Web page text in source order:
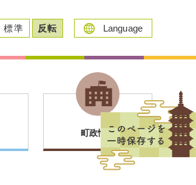
標準 反転 Language
町政情報